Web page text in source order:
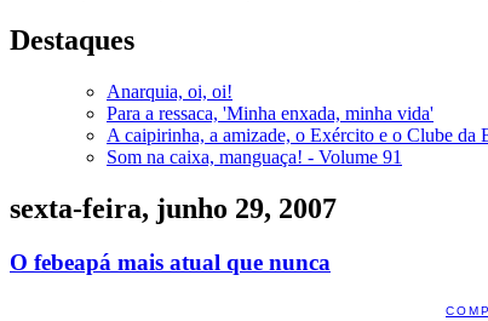
Destaques
Anarquia, oi, oi!
Para a ressaca, 'Minha enxada, minha vida'
A caipirinha, a amizade, o Exército e o Clube da
Som na caixa, manguaça! - Volume 91
sexta-feira, junho 29, 2007
O febeapá mais atual que nunca